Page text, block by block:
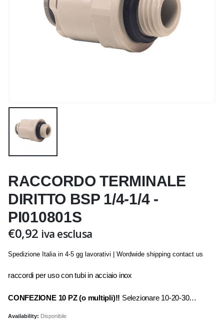
RACCORDO TERMINALE
DIRITTO BSP 1/4-1/4 -
PI010801S
€0,92 iva esclusa
Spedizione Italia in 4-5 gg lavorativi | Wordwide shipping contact us
raccordi per uso con tubi in acciaio inox
CONFEZIONE 10 PZ (o multipli)!! Selezionare 10-20-30…
Availability: Disponibile